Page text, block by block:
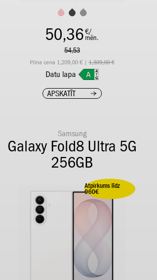
50,36€/
mēn.
54,53
Pilna cena 1,209,00 € |1,309,00 €
Datu lapa
APSKATĪT
Samsung
Galaxy Fold8 Ultra 5G
256GB
Ietaupi 100,00 €
Atpirkums līdz
960€